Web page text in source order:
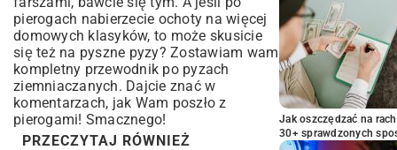
pierogach nabierzecie ochoty na więcej
domowych klasyków, to może skusicie
się też na pyszne pyzy? Zostawiam wam
kompletny przewodnik po pyzach
ziemniaczanych. Dajcie znać w
komentarzach, jak Wam poszło z
pierogami! Smacznego!
PRZECZYTAJ RÓWNIEŻ
Jak oszczędzać na
30+ sprawdzonych